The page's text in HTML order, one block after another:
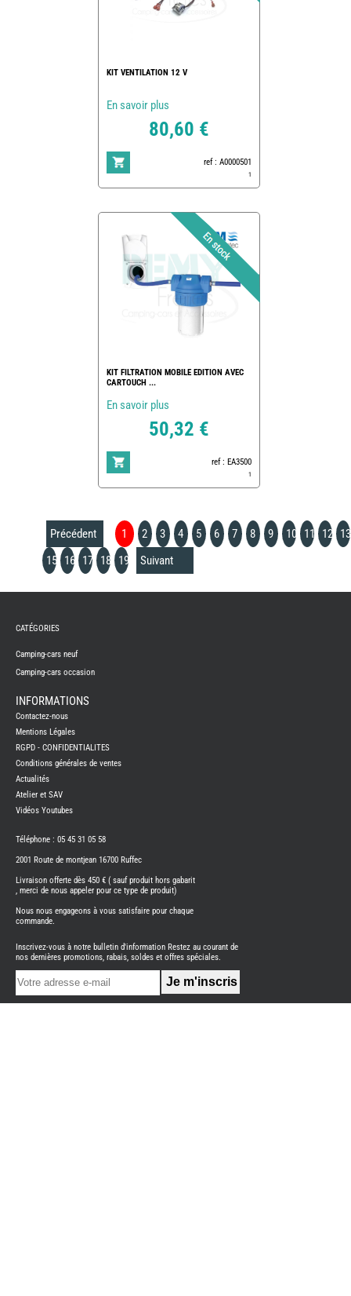
KIT VENTILATION 12 V
En savoir plus
80,60 €
ref : A0000501
1
KIT FILTRATION MOBILE EDITION AVEC
CARTOUCH ...
En savoir plus
50,32 €
ref : EA3500
1
Précédent 1 2 3 4 5 6 7 8 9 10 11 12
13
15
16 17 18 19 Suivant
CAMPING-
NEUFS
CAMPING-
CAMPING-
BENIMAR
CAMPING-
CARADO
CAMPING-
ITINEO
CAMPING-
OCCASION
CARADO
NEUFS
FOURGON
BENIMAR
FOURGON
CATÉGORIES
Camping-cars neuf
Camping-cars occasion
INFORMATIONS
Contactez-nous
Mentions Légales
RGPD - CONFIDENTIALITES
Conditions générales de ventes
Actualités
Atelier et SAV
Vidéos Youtubes
Téléphone : 05 45 31 05 58
2001 Route de montjean 16700 Ruffec
Livraison offerte dès 450 € ( sauf produit hors gabarit
, merci de nous appeler pour ce type de produit)
Nous nous engageons à vous satisfaire pour chaque
commande.
Inscrivez-vous à notre bulletin d'information Restez au courant de
nos dernières promotions, rabais, soldes et offres spéciales.